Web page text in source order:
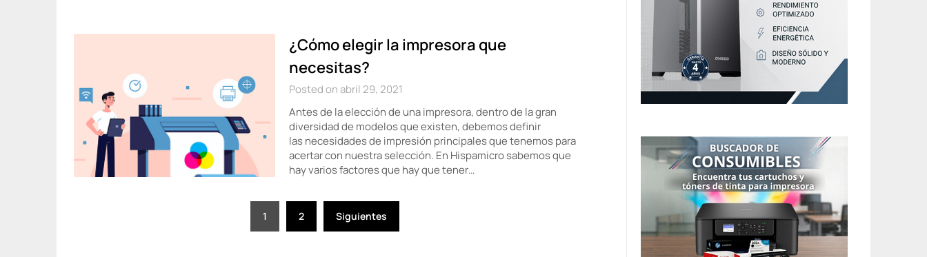
¿Cómo elegir la impresora que
necesitas?
Posted on abril 29, 2021
Antes de la elección de una impresora, dentro de la gran
diversidad de modelos que existen, debemos definir
las necesidades de impresión principales que tenemos para
acertar con nuestra selección. En Hispamicro sabemos que
hay varios factores que hay que tener…
1 2 Siguientes